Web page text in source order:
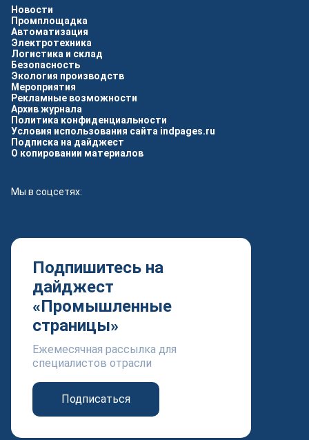
Новости
Промплощадка
Автоматизация
Электротехника
Логистика и склад
Безопасность
Экология производств
Мероприятия
Рекламные возможности
Архив журнала
Политика конфиденциальности
Условия использования сайта indpages.ru
Подписка на дайджест
О копировании материалов
Мы в соцсетях:
Подпишитесь на
дайджест
«Промышленные
страницы»
Ежемесячная рассылка для
специалистов отрасли
Подписаться